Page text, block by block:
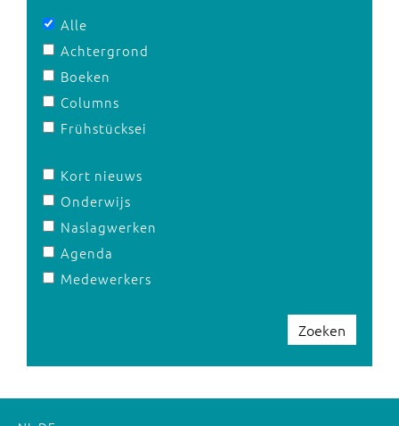
Alle
Achtergrond
Boeken
Columns
Frühstücksei
Kort nieuws
Onderwijs
Naslagwerken
Agenda
Medewerkers
Zoeken